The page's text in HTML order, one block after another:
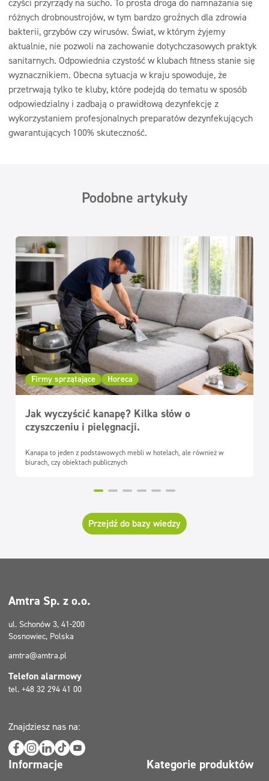
czyści przyrządy na sucho. To prosta droga do namnażania się
różnych drobnoustrojów, w tym bardzo groźnych dla zdrowia
bakterii, grzybów czy wirusów. Świat, w którym żyjemy
aktualnie, nie pozwoli na zachowanie dotychczasowych praktyk
sanitarnych. Odpowiednia czystość w klubach fitness stanie się
wyznacznikiem. Obecna sytuacja w kraju spowoduje, że
przetrwają tylko te kluby, które podejdą do tematu w sposób
odpowiedzialny i zadbają o prawidłową dezynfekcję z
wykorzystaniem profesjonalnych preparatów dezynfekujących
gwarantujących 100% skuteczność.
Podobne artykuły
Firmy sprzątające Horeca
Jak wyczyścić kanapę? Kilka słów o
czyszczeniu i pielęgnacji.
Kanapa to jeden z podstawowych mebli w hotelach, ale również w
biurach, czy obiektach publicznych
Przejdź do bazy wiedzy
Amtra Sp. z o.o.
ul. Schonów 3, 41-200
Sosnowiec, Polska
amtra@amtra.pl
Telefon alarmowy
tel. +48 32 294 41 00
Znajdziesz nas na:
Informacje Kategorie produktów